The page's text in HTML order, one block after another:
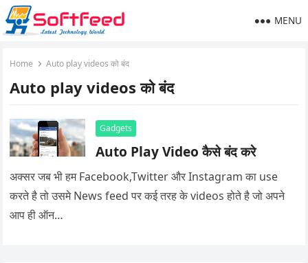
MENU
Home Auto play videos को बंद
Auto play videos को बंद
Gadgets
Auto Play Video कैसे बंद करे
अक्सर जब भी हम Facebook,Twitter और Instagram का use
करते है तो उसमे News feed पर कई तरह के videos होते है जो अपने
आप ही ऑन…